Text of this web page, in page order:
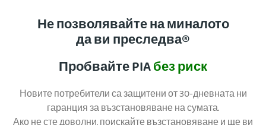
Не позволявайте на миналото
да ви преследва®
Пробвайте PIAбез риск
Новите потребители са защитени от 30-дневната ни
гаранция за възстановяване на сумата.